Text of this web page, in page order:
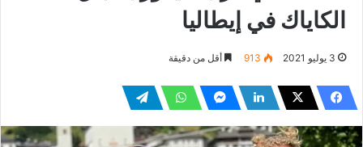
الكاياك في إيطاليا
3 يوليو 2021 913 أقل من دقيقة